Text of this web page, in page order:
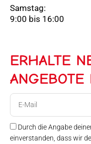
Samstag:
9:00 bis 16:00
ERHALTE
Durch die Angabe
einverstanden, dass wir